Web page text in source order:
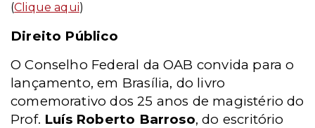
(Clique aqui)
Direito Público
O Conselho Federal da OAB convida para o
lançamento, em Brasília, do livro
comemorativo dos 25 anos de magistério do
Prof. Luís Roberto Barroso, do escritório